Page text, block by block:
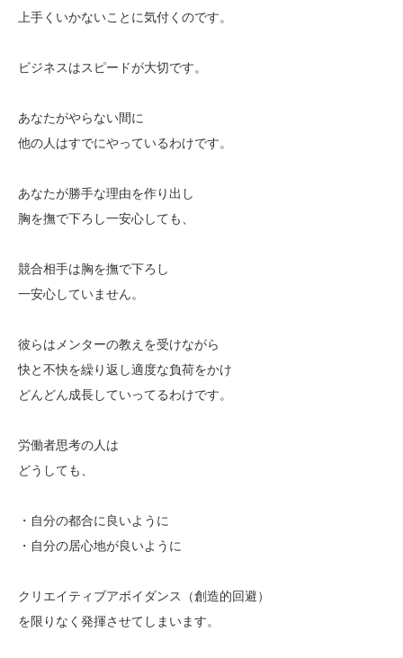
上手くいかないことに気付くのです。
ビジネスはスピードが大切です。
あなたがやらない間に
他の人はすでにやっているわけです。
あなたが勝手な理由を作り出し
胸を撫で下ろし一安心しても、
競合相手は胸を撫で下ろし
一安心していません。
彼らはメンターの教えを受けながら
快と不快を繰り返し適度な負荷をかけ
どんどん成長していってるわけです。
労働者思考の人は
どうしても、
・自分の都合に良いように
・自分の居心地が良いように
クリエイティブアボイダンス（創造的回避）
を限りなく発揮させてしまいます。